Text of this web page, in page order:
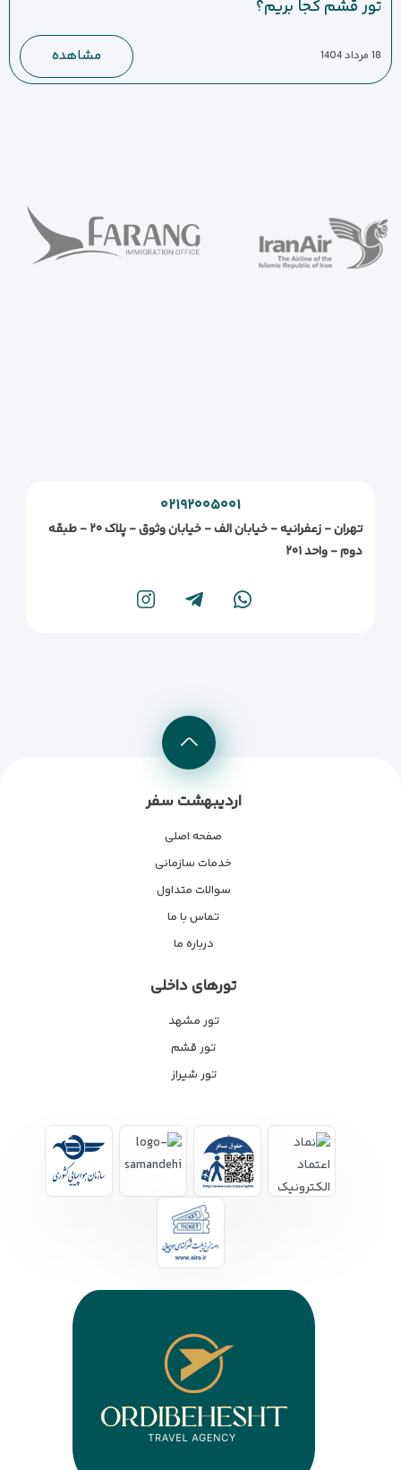
تور قشم کجا بریم؟
18 مرداد 1404 مشاهده
۰۲۱۹۲۰۰۵۰۰۱
تهران - زعفرانیه - خیابان الف - خیابان وثوق - پلاک ۲۰ - طبقه
دوم - واحد ۲۰۱
اردیبهشت سفر
صفحه اصلی
خدمات سازمانی
سوالات متداول
تماس با ما
درباره ما
تورهای داخلی
تور مشهد
تور قشم
تور شیراز